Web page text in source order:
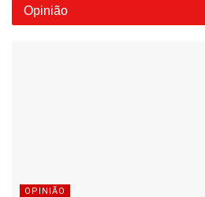
Opinião
OPINIÃO